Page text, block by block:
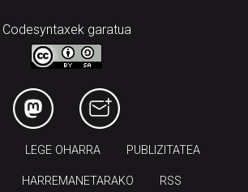
Codesyntaxek garatua
LEGE OHARRA PUBLIZITATEA
HARREMANETARAKO RSS